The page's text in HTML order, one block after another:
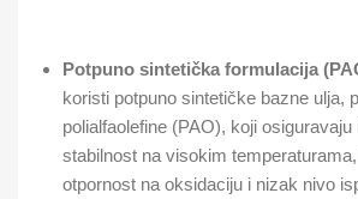
Potpuno sintetička formulacija
koristi potpuno sintetičke bazne ulja,
polialfaolefine (PAO), koji
stabilnost na visokim
otpornost na oksidaciju i nizak nivo